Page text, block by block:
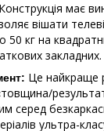
Конструкція має
вішати
50 кг на
закладних.
Це найкраще
серед
ультра-